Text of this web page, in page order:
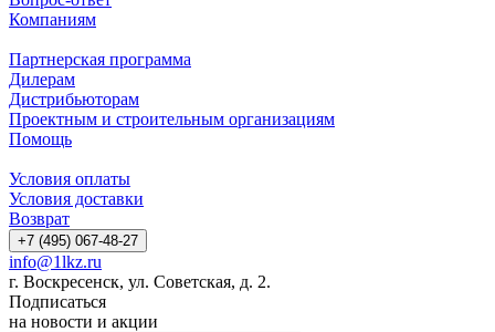
Компаниям
Партнерская программа
Дилерам
Дистрибьюторам
Проектным и строительным организациям
Помощь
Условия оплаты
Условия доставки
Возврат
+7 (495) 067-48-27
info@1lkz.ru
г. Воскресенск, ул. Советская, д. 2.
Подписаться
на новости и акции